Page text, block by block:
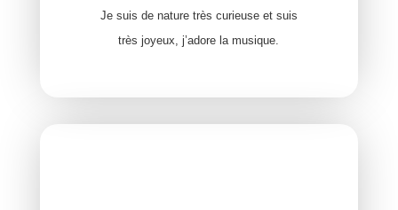
Je suis de nature très curieuse et suis
très joyeux, j’adore la musique.